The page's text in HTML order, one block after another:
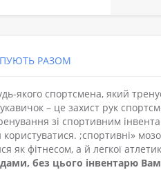
РАЗОМ
якого спортсмена, який
– це захист рук
зі спортивним
;спортивні»
як фітнесом, а й легкої
без цього інвентарю